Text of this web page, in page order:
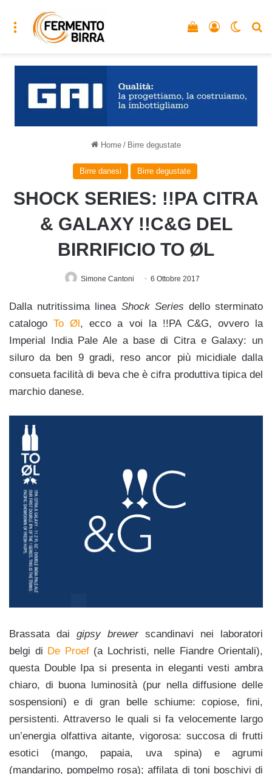
Menu Accedi
Vedi il carrello
Home / Birre degustate
Birre danesi Birre degustate
SHOCK SERIES: !!PA CITRA
& GALAXY !!C&G DEL
BIRRIFICIO TO ØL
Simone Cantoni 6 Ottobre 2017
Dalla nutritissima linea Shock Series dello sterminato
catalogoTo Øl, ecco a voi la !!PA C&G, ovvero la
Imperial India Pale Ale a base di Citra e Galaxy: un
siluro da ben 9 gradi, reso ancor più micidiale dalla
consueta facilità di beva che è cifra produttiva tipica del
marchio danese.
Brassata dai gipsy brewerscandinavi nei laboratori
belgi di De Proef(a Lochristi, nelle Fiandre Orientali),
questa Double Ipa si presenta in eleganti vesti ambra
chiaro, di buona luminosità (pur nella diffusione delle
sospensioni) e di gran belle schiume: copiose, fini,
persistenti. Attraverso le quali si fa velocemente largo
un’energia olfattiva aitante, vigorosa: succosa di frutti
esotici (mango, papaia, uva spina) e agrumi
(mandarino, pompelmo rosa); affilata di toni boschivi di